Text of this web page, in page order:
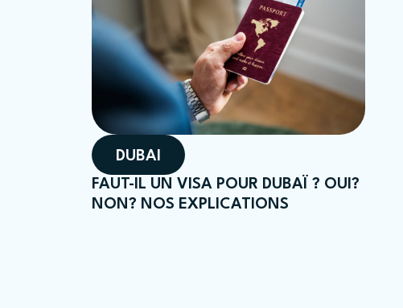
DUBAI
FAUT-IL UN VISA POUR DUBAÏ ? OUI?
NON? NOS EXPLICATIONS